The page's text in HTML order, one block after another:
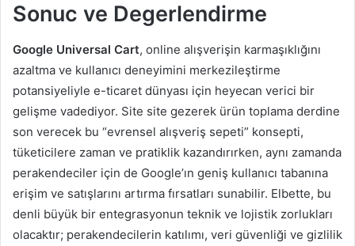
Sonuc ve Degerlendirme
Google Universal Cart, online alışverişin karmaşıklığını
azaltma ve kullanıcı deneyimini merkezileştirme
potansiyeliyle e-ticaret dünyası için heyecan verici bir
gelişme vadediyor. Site site gezerek ürün toplama derdine
son verecek bu “evrensel alışveriş sepeti” konsepti,
tüketicilere zaman ve pratiklik kazandırırken, aynı zamanda
perakendeciler için de Google’ın geniş kullanıcı tabanına
erişim ve satışlarını artırma fırsatları sunabilir. Elbette, bu
denli büyük bir entegrasyonun teknik ve lojistik zorlukları
olacaktır; perakendecilerin katılımı, veri güvenliği ve gizlilik